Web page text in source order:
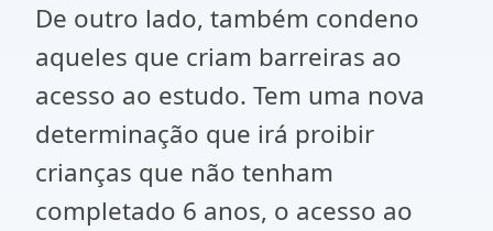
De outro lado, também condeno
aqueles que criam barreiras ao
acesso ao estudo. Tem uma nova
determinação que irá proibir
crianças que não tenham
completado 6 anos, o acesso ao